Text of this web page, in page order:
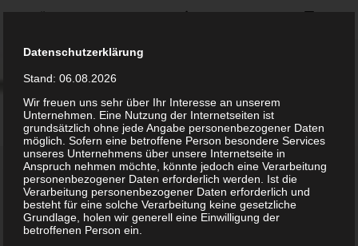
Sachverständigenbüro
Jürgen Petersen
Leistungen
Home / Leistungen
Datenschutzerklärung
Stand: 06.08.2026
Wir freuen uns sehr über Ihr Interesse an unserem
Unternehmen. Eine Nutzung der Internetseiten ist
grundsätzlich ohne jede Angabe personenbezogener Daten
möglich. Sofern eine betroffene Person besondere Services
unseres Unternehmens über unsere Internetseite in
Anspruch nehmen möchte, könnte jedoch eine Verarbeitung
personenbezogener Daten erforderlich werden. Ist die
Verarbeitung personenbezogener Daten erforderlich und
besteht für eine solche Verarbeitung keine gesetzliche
Grundlage, holen wir generell eine Einwilligung der
betroffenen Person ein.